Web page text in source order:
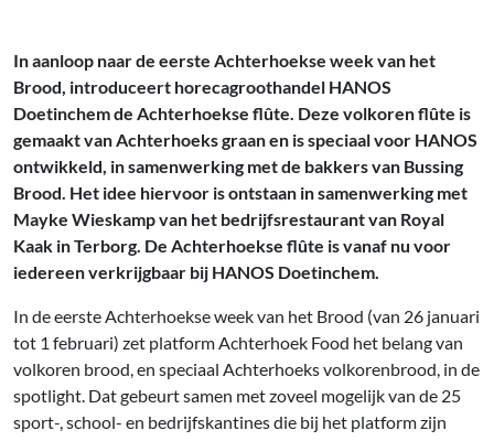
In aanloop naar de eerste Achterhoekse week van het
Brood, introduceert horecagroothandel HANOS
Doetinchem de Achterhoekse flûte. Deze volkoren flûte is
gemaakt van Achterhoeks graan en is speciaal voor HANOS
ontwikkeld, in samenwerking met de bakkers van Bussing
Brood. Het idee hiervoor is ontstaan in samenwerking met
Mayke Wieskamp van het bedrijfsrestaurant van Royal
Kaak in Terborg. De Achterhoekse flûte is vanaf nu voor
iedereen verkrijgbaar bij HANOS Doetinchem.
In de eerste Achterhoekse week van het Brood (van 26 januari
tot 1 februari) zet platform Achterhoek Food het belang van
volkoren brood, en speciaal Achterhoeks volkorenbrood, in de
spotlight. Dat gebeurt samen met zoveel mogelijk van de 25
sport-, school- en bedrijfskantines die bij het platform zijn